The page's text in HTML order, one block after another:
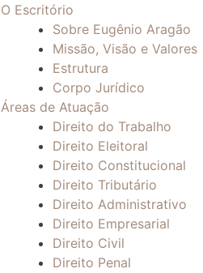
O Escritório
Sobre Eugênio Aragão
Missão, Visão e Valores
Estrutura
Corpo Jurídico
Áreas de Atuação
Direito do Trabalho
Direito Eleitoral
Direito Constitucional
Direito Tributário
Direito Administrativo
Direito Empresarial
Direito Civil
Direito Penal